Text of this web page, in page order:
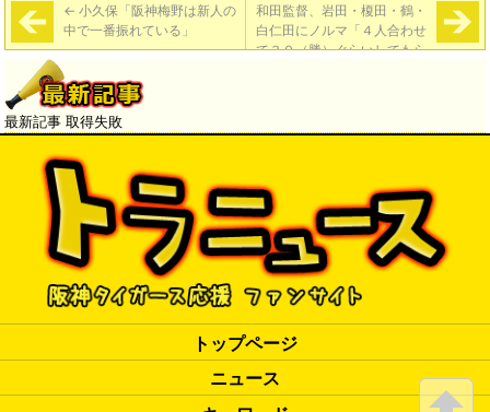
← 小久保「阪神梅野は新人の
中で一番振れている」
和田監督、岩田・榎田・鶴・
白仁田にノルマ「４人合わせ
て３０（勝）ぐらいしてもら
最新記事 取得失敗
トップページ
ニュース